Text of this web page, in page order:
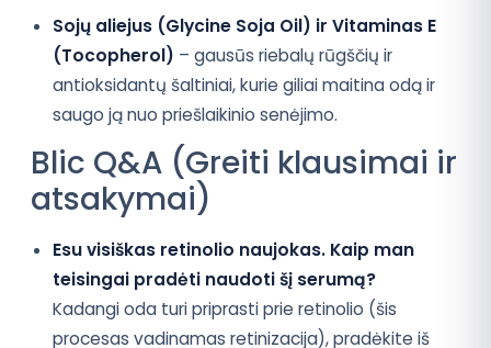
Sojų aliejus (Glycine Soja Oil) ir Vitaminas E
(Tocopherol) – gausūs riebalų rūgščių ir
antioksidantų šaltiniai, kurie giliai maitina odą ir
saugo ją nuo priešlaikinio senėjimo.
Blic Q&A (Greiti klausimai ir
atsakymai)
Esu visiškas retinolio naujokas. Kaip man
teisingai pradėti naudoti šį serumą?
Kadangi oda turi priprasti prie retinolio (šis
procesas vadinamas retinizacija), pradėkite iš